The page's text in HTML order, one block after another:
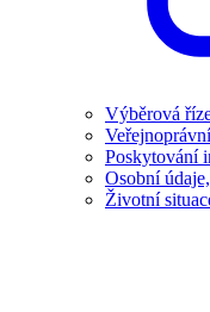
Výběrová
Poskytování
Osobní
Životní